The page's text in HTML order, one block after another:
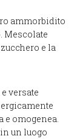
ammorbidito
Mescolate
e la
versate
e omogenea.
un luogo